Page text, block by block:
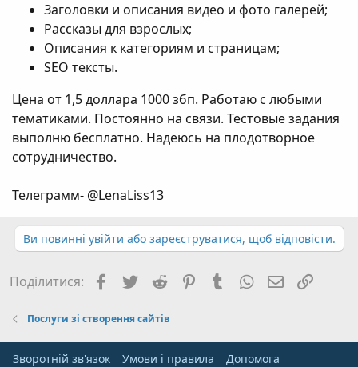
Заголовки и описания видео и фото галерей;
Рассказы для взрослых;
Описания к категориям и страницам;
SEO тексты.
Цена от 1,5 доллара 1000 збп. Работаю с любыми
тематиками. Постоянно на связи. Тестовые задания
выполню бесплатно. Надеюсь на плодотворное
сотрудничество.
Телеграмм- @LenaLiss13
Ви повинні увійти або зареєструватися, щоб відповісти.
Поділитися: Facebook
TwitterReddit PinterestTumblrWhatsApp
E-mail
Послуги зі створення сайтів
Зворотній зв'язок Умови і правила Дoпoмoга